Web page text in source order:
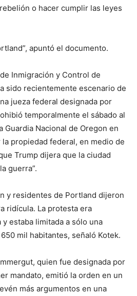
o hacer cumplir las leyes
apuntó el documento.
Inmigración y Control de
sido recientemente escenario de
jueza federal designada por
temporalmente el sábado al
Guardia Nacional de Oregon en
propiedad federal, en medio de
Trump dijera que la ciudad
guerra”.
y residentes de Portland dijeron
ridícula. La protesta era
estaba limitada a sólo una
mil habitantes, señaló Kotek.
quien fue designada por
mandato, emitió la orden en un
más argumentos en una